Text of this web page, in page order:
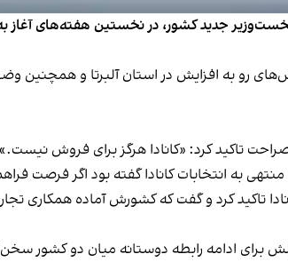
نخست‌وزیر جدید کشور، در نخستین هفته‌های
رو‌ به‌ افزایش در استان آلبرتا و
تاکید کرد: «کانادا هرگز برای فروش نیست.»
کانادا گفته بود اگر فرصت فراهم شود، «می‌توان
تاکید کرد و گفت که کشورش آماده همکاری
برای ادامه رابطه دوستانه میان دو کشور